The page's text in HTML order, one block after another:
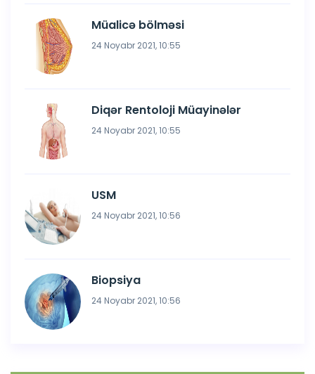
Müalicə bölməsi
24 Noyabr 2021, 10:55
Diqər Rentoloji Müayinələr
24 Noyabr 2021, 10:55
USM
24 Noyabr 2021, 10:56
Biopsiya
24 Noyabr 2021, 10:56